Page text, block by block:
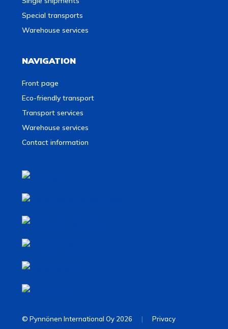
Special transports
Warehouse services
NAVIGATION
Front page
Eco-friendly transport
Transport services
Warehouse services
Contact information
© Pynnönen International Oy 2026 |
Privacy